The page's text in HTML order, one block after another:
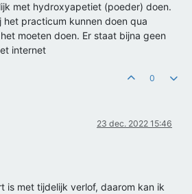
met hydroxyapetiet (poeder) doen.
het practicum kunnen doen qua
moeten doen. Er staat bijna geen
internet
0
23 dec. 2022 15:46
is met tijdelijk verlof, daarom kan ik